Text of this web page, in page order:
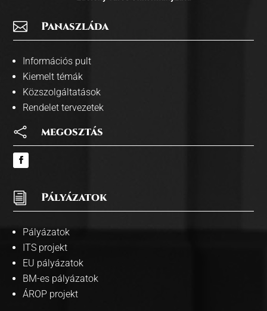
 Panaszláda
Információs pult
Kiemelt témák
Közszolgáltatások
Rendelet tervezetek
 megosztás
i Pályázatok
Pályázatok
ITS projekt
EU pályázatok
BM-es pályázatok
ÁROP projekt